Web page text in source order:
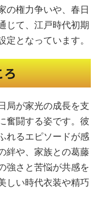
の権力争いや、春日
じて、江戸時代初期
となっています。
ろ
局が家光の成長を支
奮闘する姿です。彼
れるエピソードが感
絆や、家族との葛藤
強さと苦悩が共感を
しい時代衣装や精巧